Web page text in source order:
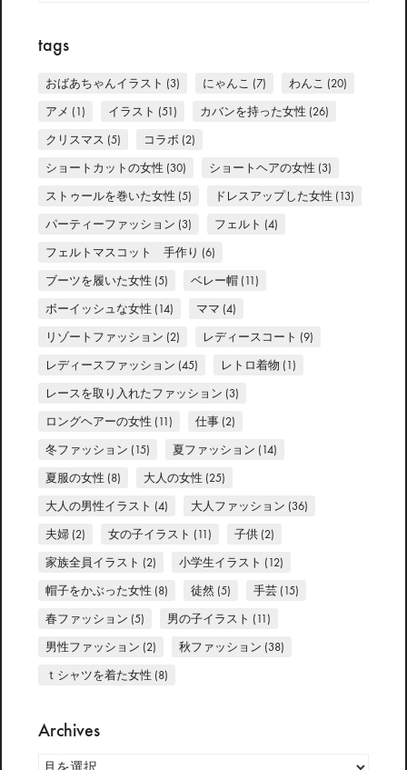
tags
おばあちゃんイラスト (3) にゃんこ (7) わんこ (20)
アメ (1) イラスト (51) カバンを持った女性 (26)
クリスマス (5) コラボ (2)
ショートカットの女性 (30) ショートヘアの女性 (3)
ストゥールを巻いた女性 (5) ドレスアップした女性 (13)
パーティーファッション (3) フェルト (4)
フェルトマスコット 手作り (6)
ブーツを履いた女性 (5) ベレー帽 (11)
ボーイッシュな女性 (14) ママ (4)
リゾートファッション (2) レディースコート (9)
レディースファッション (45) レトロ着物 (1)
レースを取り入れたファッション (3)
ロングヘアーの女性 (11) 仕事 (2)
冬ファッション (15) 夏ファッション (14)
夏服の女性 (8) 大人の女性 (25)
大人の男性イラスト (4) 大人ファッション (36)
夫婦 (2) 女の子イラスト (11) 子供 (2)
家族全員イラスト (2) 小学生イラスト (12)
帽子をかぶった女性 (8) 徒然 (5) 手芸 (15)
春ファッション (5) 男の子イラスト (11)
男性ファッション (2) 秋ファッション (38)
ｔシャツを着た女性 (8)
Archives
Archives